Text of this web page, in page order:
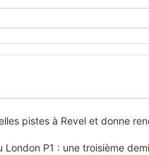
pistes à Revel et donne
P1 : une troisième